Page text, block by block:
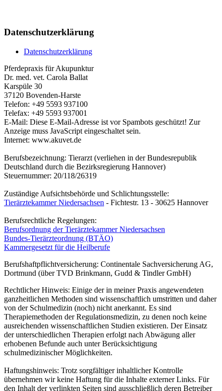
Datenschutzerklärung
Datenschutzerklärung
Pferdepraxis für Akupunktur
Dr. med. vet. Carola Ballat
Karspüle 30
37120 Bovenden-Harste
Telefon: +49 5593 937100
Telefax: +49 5593 937001
E-Mail: Diese E-Mail-Adresse ist vor Spambots geschützt! Zur
Anzeige muss JavaScript eingeschaltet sein.
Internet: www.akuvet.de
Berufsbezeichnung: Tierarzt (verliehen in der Bundesrepublik
Deutschland durch die Bezirksregierung Hannover)
Steuernummer: 20/118/26319
Zuständige Aufsichtsbehörde und Schlichtungsstelle:
Tierärztekammer Niedersachsen - Fichtestr. 13 - 30625 Hannover
Berufsrechtliche Regelungen:
Berufsordnung der Tierärztekammer Niedersachsen
Bundes-Tierärzteordnung (BTÄO)
Kammergesetzt für die Heilberufe
Berufshaftpflichtversicherung: Continentale Sachversicherung AG,
Dortmund (über TVD Brinkmann, Gudd & Tindler GmbH)
Rechtlicher Hinweis: Einige der in meiner Praxis angewendeten
ganzheitlichen Methoden sind wissenschaftlich umstritten und daher
von der Schulmedizin (noch) nicht anerkannt. Es sind
Therapiemethoden der Regulationsmedizin, zu denen noch keine
ausreichenden wissenschaftlichen Studien existieren. Der Einsatz
der unterschiedlichen Therapien erfolgt nach Abwägung aller
erhobenen Befunde auch unter Berücksichtigung
schulmedizinischer Möglichkeiten.
Haftungshinweis: Trotz sorgfältiger inhaltlicher Kontrolle
übernehmen wir keine Haftung für die Inhalte externer Links. Für
den Inhalt der verlinkten Seiten sind ausschließlich deren Betreiber